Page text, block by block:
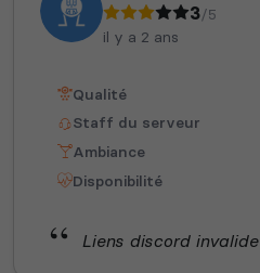
3/5
il y a 2 ans
Qualité
Staff du serveur
Ambiance
Disponibilité
Liens discord invalide